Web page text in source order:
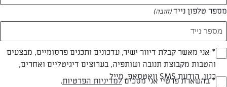
מספר טלפון נייד(חובה)
Opt_In
(חובה)
* אני מאשר קבלת דיוור ישיר, עדכונים ותכנים פרסומיים, מבצעים
והטבות מקבוצת תנובה ושותפיה, בערוצים דיגיטליים ואחרים,
כגון, הודעת SMS וואטסאפ, מייל
RegulationsApproved
* בהשארת פרטיי אני מסכיםלמדיניות הפרטיות.